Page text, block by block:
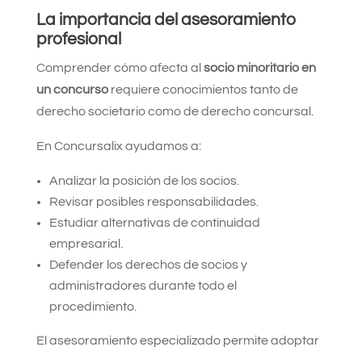
La importancia del asesoramiento
profesional
Comprender cómo afecta al socio minoritario en
un concursorequiere conocimientos tanto de
derecho societario como de derecho concursal.
En Concursalix ayudamos a:
Analizar la posición de los socios.
Revisar posibles responsabilidades.
Estudiar alternativas de continuidad
empresarial.
Defender los derechos de socios y
administradores durante todo el
procedimiento.
El asesoramiento especializado permite adoptar